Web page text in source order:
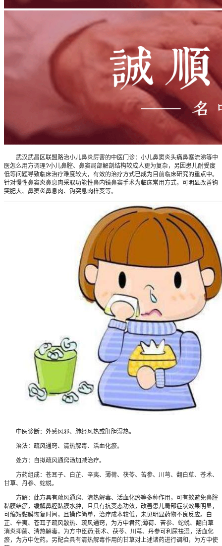
武汉武昌区联盟路治小儿鼻炎厉害的中医门诊：小儿鼻窦炎头痛鼻塞流涕等中
医怎么用方调理?小儿鼻腔、鼻窦局部解剖结构较成人更为复杂，另因患儿耐受度
低等问题导致临床治疗难度较大，有效的治疗方式已成为目前临床研究的重点中。
针对慢性鼻窦炎鼻息肉采取功能性鼻内镜鼻窦手术为临床常用方式，可明显改善钩
突肥大、鼻窦炎鼻息肉、钩突息肉样变等。
中医诊断：外感风邪、肺经风热或肝胆湿热。
治法：疏风通窍、清热解毒、活血化瘀。
处方：自拟疏风通窍汤加减治疗。
方药组成：苍耳子、白芷、辛夷、薄荷、茯苓、苦参、川芎、翻白草、苍术、
甘草、丹参、蛇蜕。
方解：此方具有疏风通窍、清热解毒、活血化瘀等多种作用，可有效避免鼻腔
黏膜结痂，缓解鼻腔黏膜水肿，且具有抗变态功效，改善患儿局部症状效果明显，
可缩短黏膜恢复时间，且操作简单，治疗成本较低，未见明显药物不良反应。白
芷、辛夷、苍耳子疏风散热、疏风通窍，为方中君药;薄荷、苦参、蛇蜕、翻白草
消炎抑菌、清热解毒，为方中臣药;苍术、茯苓、川芎、丹参可利尿祛湿，活血化
瘀，为方中佐药。另配合具有清热解毒作用的甘草对上述诸药进行调和，为方中使